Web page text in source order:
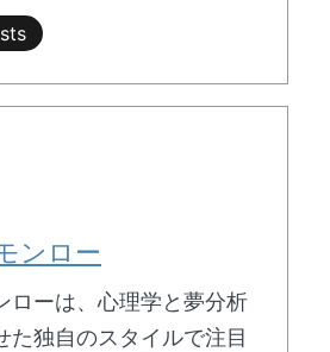
ンロー
ローは、心理学と夢分析
た独自のスタイルで注目